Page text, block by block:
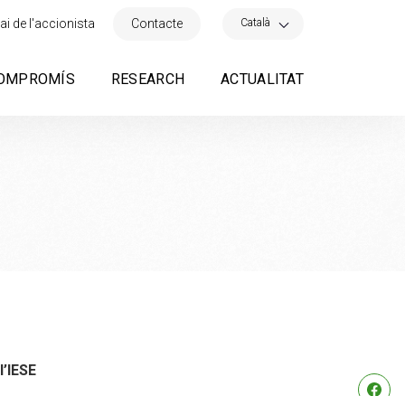
de l'accionista Contacte Català
RESEARCH ACTUALITAT